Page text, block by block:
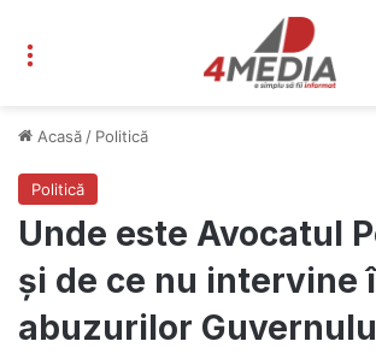
Acasă / Politică
Politică
Unde este Avocatul
și de ce nu intervine
abuzurilor